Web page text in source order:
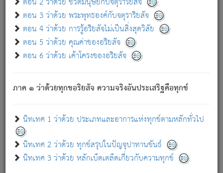
ตอน 3 ว่าด้วย พระพุทธองค์กับจตุราริยสัจ
ตอน 4 ว่าด้วย การรู้อริยสัจไม่เป็นสิ่งสุดวิสัย
ตอน 5 ว่าด้วย คุณค่าของอริยสัจ
ตอน 6 ว่าด้วย เค้าโครงของอริยสัจ
ภาค ๑ ว่าด้วยทุกขอริยสัจ ความจริงอันประเสริฐคือทุกข์
นิทเทศ 1 ว่าด้วย ประเภทและอาการแห่งทุกข์ตามหลักทั่วไป
นิทเทศ 2 ว่าด้วย ทุกข์สรุปในปัญจุปาทานขันธ์
นิทเทศ 3 ว่าด้วย หลักเบ็ดเตล็ดเกี่ยวกับความทุกข์
พรหมจรรย์นี้ อันบุคคลย่อมประพฤติ ก็เพื่อการละขาดซึ่ง
ภพ.
สมณะหรือพราหมณ์เหล่าใด กล่าวความหลุดพ้นจากภพว่า
มีได้เพราะภพ เรากล่าวว่า สมณะหรือพราหมณ์ทั้งปวงนั้น
มิใช่ผู้หลดพ้นจากภพ.
ภพ ว่ามีได้เพราะวิภพ[2]: เรากล่าวว่า สมณะหรือพราหมณ์ทั้ง
ปวงนั้น ก็ยังสลัดภพออกไปไม่ได้.
ก็ทุกข์นี้มีขึ้น เพราะอาศัยซึ่งอุปธิทั้งปวง.
เพราะความสิ้นไปแห่งอุปาทานทั้งปวง ความเกิดขึ้นแห่ง
ทุกข์จึงไม่มี.
ท่านจงดูโลกนี้เถิด (จะเห็นว่า) สัตว์ทั้งหลายอันอวิชาหนา
แน่นบังหนาแล้ว; และว่า สัตว์ผู้ยินดีในภพอันเป็นแล้วนั้น ย่อม